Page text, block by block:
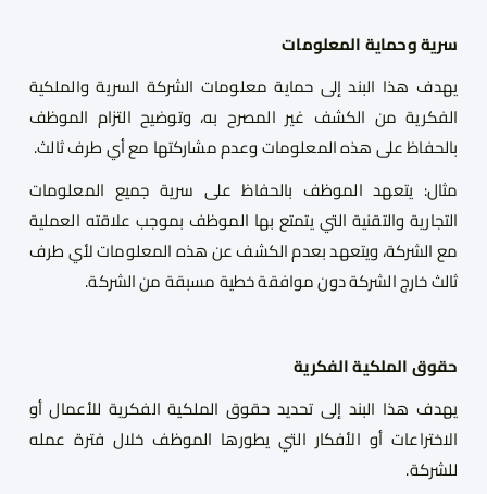
سرية وحماية المعلومات
يهدف هذا البند إلى حماية معلومات الشركة السرية والملكية
الفكرية من الكشف غير المصرح به، وتوضيح التزام الموظف
بالحفاظ على هذه المعلومات وعدم مشاركتها مع أي طرف ثالث.
مثال: يتعهد الموظف بالحفاظ على سرية جميع المعلومات
التجارية والتقنية التي يتمتع بها الموظف بموجب علاقته العملية
مع الشركة، ويتعهد بعدم الكشف عن هذه المعلومات لأي طرف
ثالث خارج الشركة دون موافقة خطية مسبقة من الشركة.
حقوق الملكية الفكرية
يهدف هذا البند إلى تحديد حقوق الملكية الفكرية للأعمال أو
الاختراعات أو الأفكار التي يطورها الموظف خلال فترة عمله
للشركة.